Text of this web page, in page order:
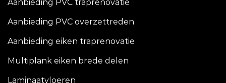
Aanbieding PVC traprenovatie
Aanbieding PVC overzettreden
Aanbieding eiken traprenovatie
Multiplank eiken brede delen
Laminaatvloeren